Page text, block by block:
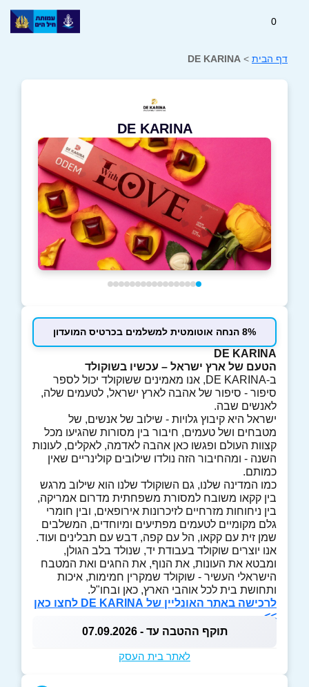
0
דף הבית >
DE KARINA
DE KARINA
8% הנחה אוטומטית למשלמים בכרטיס המועדון
DE KARINA
הטעם של ארץ ישראל – עכשיו בשוקולד
ב-DE KARINA, אנו מאמינים ששוקולד יכול לספר
סיפור - סיפור של אהבה לארץ ישראל, לטעמים שלה,
לאנשים שבה.
ישראל היא קיבוץ גלויות - שילוב של אנשים, של
מטבחים ושל טעמים, חיבור בין מסורות שהגיעו מכל
קצוות העולם ופגשו כאן אהבה לאדמה, לאקלים, לעונות
השנה - ומהחיבור הזה נולדו שילובים קולינריים שאין
כמותם.
כמו המדינה שלנו, גם השוקולד שלנו הוא שילוב מרגש
בין קקאו משובח למסורת משפחתית מדרום אמריקה,
בין ניחוחות מזרחיים לזיכרונות אירופאים, ובין חומרי
גלם מקומיים לטעמים מפתיעים ומיוחדים, המשלבים
שמן זית עם קקאו, הל עם קפה, דבש עם תבלינים ועוד.
אנו יוצרים שוקולד בעבודת יד, שנולד בלב הגולן,
ומבטא את העונות, את הנוף, את החגים ואת המטבח
הישראלי העשיר - שוקולד שמקרין חמימות, איכות
ותחושת בית לכל אוהבי הארץ, כאן ובחו"ל.
לרכישה באתר האונליין של DE KARINA לחצו כאן
>>
תוקף ההטבה עד - 07.09.2026
לאתר בית העסק